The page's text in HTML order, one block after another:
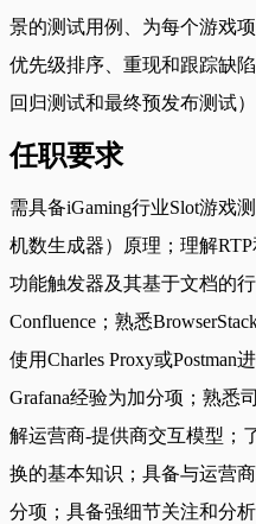
景的测试用例、为每个游戏
优先级排序、重现和跟踪缺
回归测试和最终预发布测试）
任职要求
需具备iGaming行业Slot游戏
机数生成器）原理；理解
功能触发器及其基于文档的
Confluence；熟悉
使用Charles Proxy或Postman
Grafana经验为加分项；熟悉
解运营商-提供商交互模型；
换的基本知识；具备与运营
分项；具备强细节关注和分